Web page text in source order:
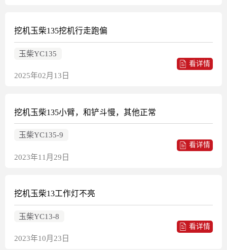
挖机玉柴135挖机行走跑偏
玉柴YC135
2025年02月13日
看详情
挖机玉柴135小臂，和铲斗慢，其他正常
玉柴YC135-9
2023年11月29日
看详情
挖机玉柴13工作灯不亮
玉柴YC13-8
2023年10月23日
看详情